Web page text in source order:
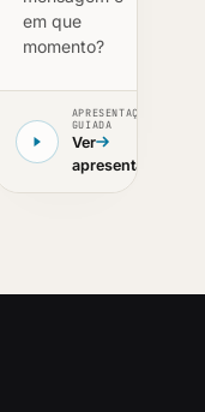
em que
momento?
APRESENTAÇÃO
GUIADA
Ver
apresentação